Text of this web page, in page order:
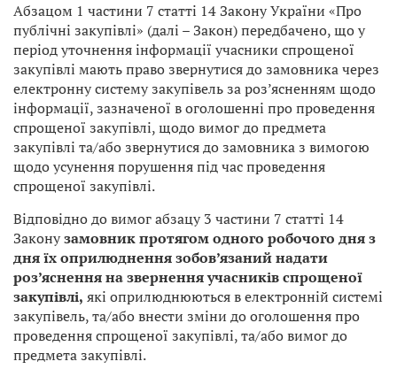
Абзацом 1 частини 7 статті 14 Закону України «Про
публічні закупівлі» (далі – Закон) передбачено, що у
період уточнення інформації учасники спрощеної
закупівлі мають право звернутися до замовника через
електронну систему закупівель за роз’ясненням щодо
інформації, зазначеної в оголошенні про проведення
спрощеної закупівлі, щодо вимог до предмета
закупівлі та/або звернутися до замовника з вимогою
щодо усунення порушення під час проведення
спрощеної закупівлі.
Відповідно до вимог абзацу 3 частини 7 статті 14
Законузамовник протягом одного робочого дня з
дня їх оприлюднення зобов’язаний надати
роз’яснення на звернення учасників спрощеної
закупівлі, які оприлюднюються в електронній системі
закупівель, та/або внести зміни до оголошення про
проведення спрощеної закупівлі, та/або вимог до
предмета закупівлі.